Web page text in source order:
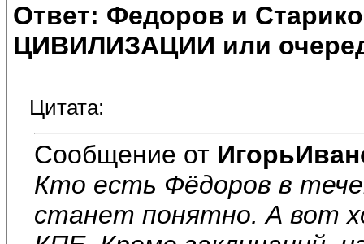
Ответ: Федоров и
ЦИВИЛИЗАЦИИ или
Цитата:
Сообщение от
Кто есть Фёдоров в
станет понятно. А вот